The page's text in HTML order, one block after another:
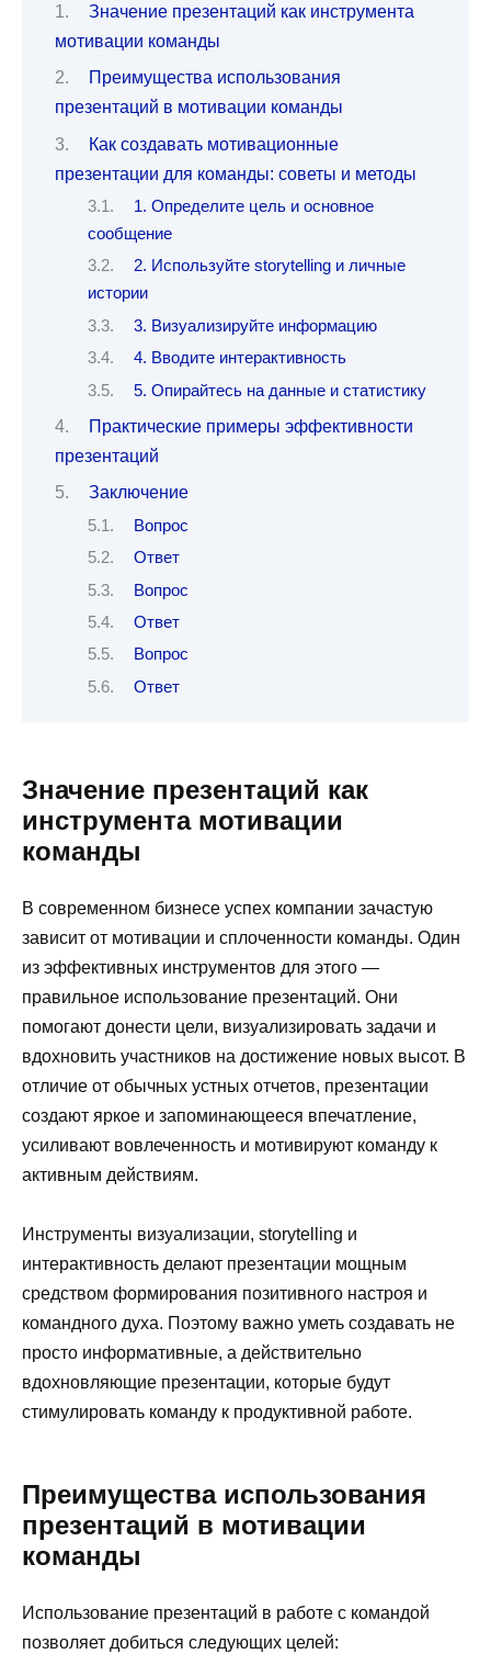
Значение презентаций как инструмента
мотивации команды
Преимущества использования
презентаций в мотивации команды
Как создавать мотивационные
презентации для команды: советы и методы
1. Определите цель и основное
сообщение
2. Используйте storytelling и личные
истории
3. Визуализируйте информацию
4. Вводите интерактивность
5. Опирайтесь на данные и статистику
Практические примеры эффективности
презентаций
Заключение
Вопрос
Ответ
Вопрос
Ответ
Вопрос
Ответ
Значение презентаций как
инструмента мотивации
команды
В современном бизнесе успех компании зачастую
зависит от мотивации и сплоченности команды. Один
из эффективных инструментов для этого —
правильное использование презентаций. Они
помогают донести цели, визуализировать задачи и
вдохновить участников на достижение новых высот. В
отличие от обычных устных отчетов, презентации
создают яркое и запоминающееся впечатление,
усиливают вовлеченность и мотивируют команду к
активным действиям.
Инструменты визуализации, storytelling и
интерактивность делают презентации мощным
средством формирования позитивного настроя и
командного духа. Поэтому важно уметь создавать не
просто информативные, а действительно
вдохновляющие презентации, которые будут
стимулировать команду к продуктивной работе.
Преимущества использования
презентаций в мотивации
команды
Использование презентаций в работе с командой
позволяет добиться следующих целей: